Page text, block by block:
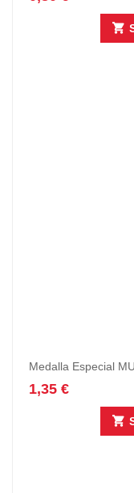
Medalla Especial
1,35 €